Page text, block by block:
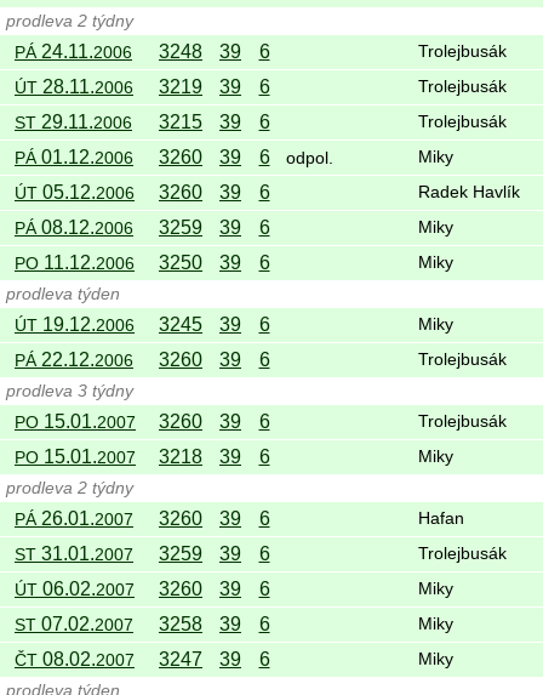
prodleva 2 týdny
PÁ 24.11.2006 3248 39 6 Trolejbusák
ÚT 28.11.2006 3219 39 6 Trolejbusák
ST 29.11.2006 3215 39 6 Trolejbusák
PÁ 01.12.2006 3260 39 6 odpol. Miky
ÚT 05.12.2006 3260 39 6 Radek Havlík
PÁ 08.12.2006 3259 39 6 Miky
PO 11.12.2006 3250 39 6
Miky
prodleva týden
ÚT 19.12.2006 3245 39 6 Miky
PÁ 22.12.2006 3260 39 6
Trolejbusák
prodleva 3 týdny
PO 15.01.2007 3260 39 6 Trolejbusák
PO 15.01.2007 3218 39 6
Miky
prodleva 2 týdny
PÁ 26.01.2007 3260 39 6 Hafan
ST 31.01.2007 3259 39 6 Trolejbusák
ÚT 06.02.2007 3260 39 6 Miky
ST 07.02.2007 3258 39 6 Miky
ČT 08.02.2007 3247 39 6
Miky
prodleva týden